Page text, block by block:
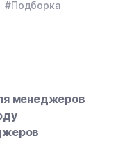
#Подборка
менеджеров